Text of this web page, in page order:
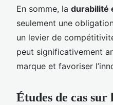
En somme, la durabilité
seulement une
un levier de
peut significativement
marque et favoriser
Études de cas sur